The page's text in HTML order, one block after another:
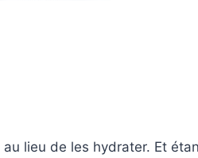
au lieu de les hydrater. Et